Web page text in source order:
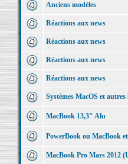
Anciens modèles
Réactions aux news
Réactions aux news
Réactions aux news
Réactions aux news
Systèmes MacOS et
MacBook 13,3" Alu
PowerBook ou MacBook
MacBook Pro Mars 2012